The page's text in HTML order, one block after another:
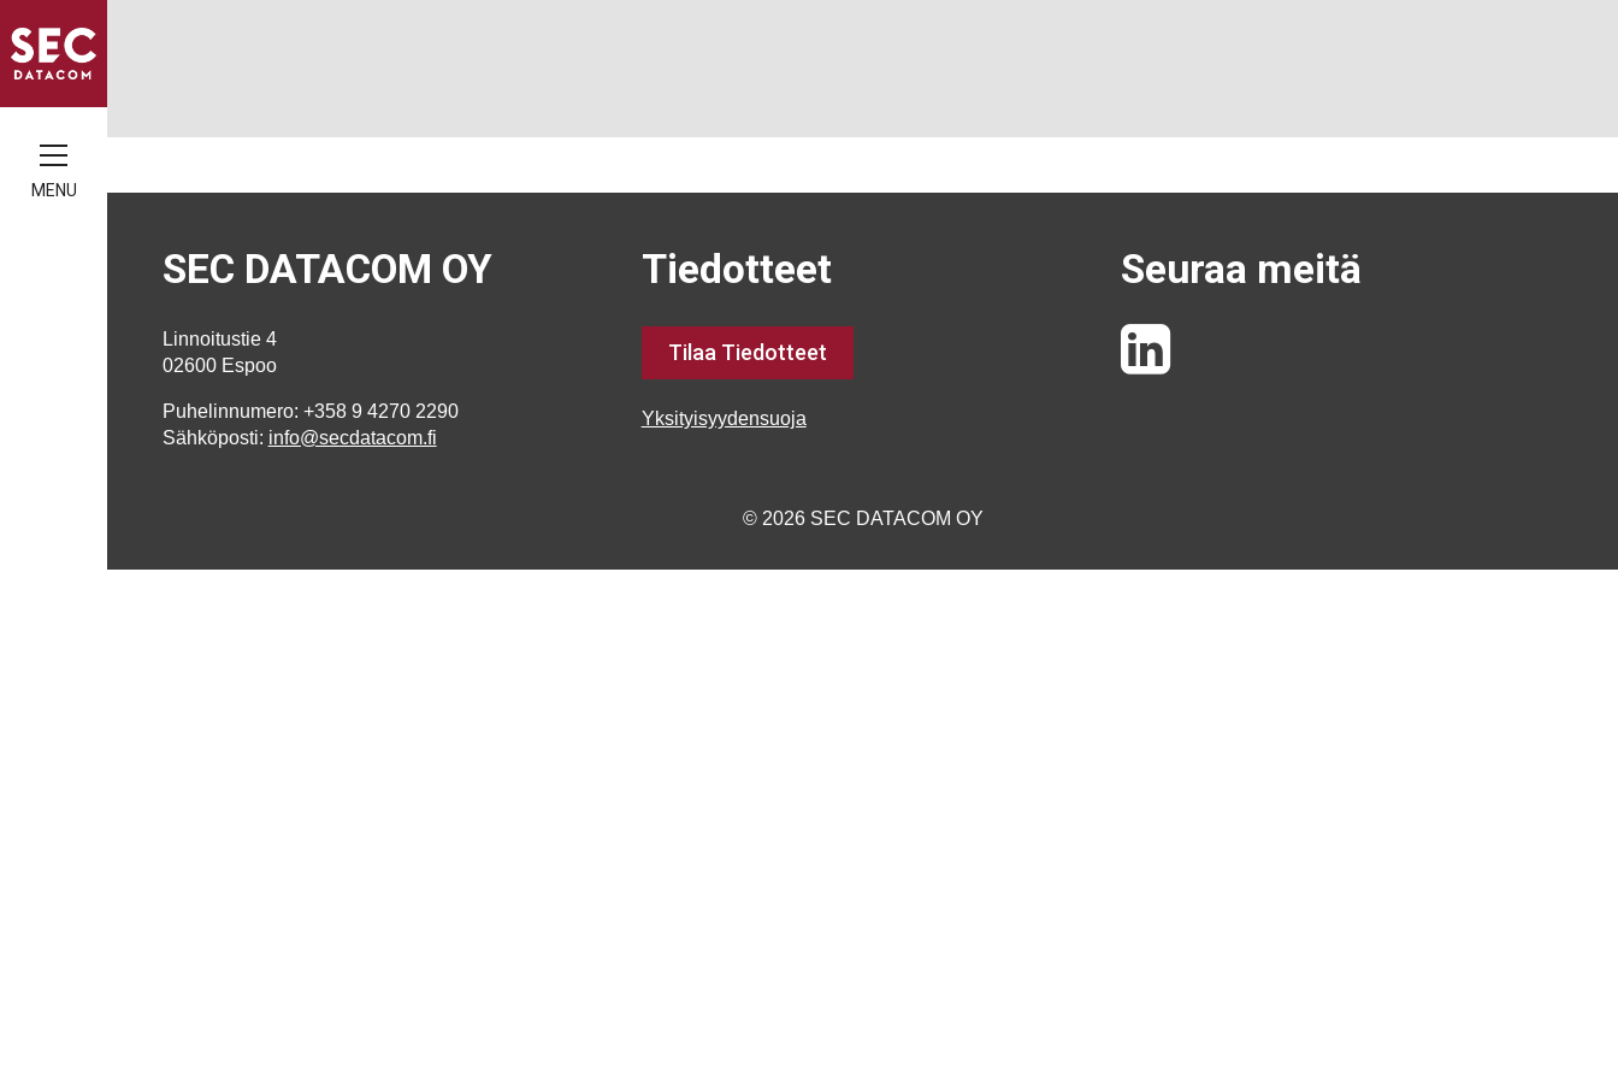
MENU
SEC DATACOM OY
Linnoitustie 4
02600 Espoo
Puhelinnumero: +358 9 4270 2290
Sähköposti: info@secdatacom.fi
Tiedotteet
Tilaa Tiedotteet
Yksityisyydensuoja
Seuraa meitä
© 2026 SEC DATACOM OY